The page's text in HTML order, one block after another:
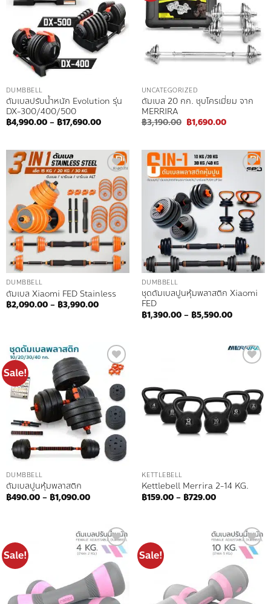
DUMBBELL
ดัมเบลปรับน้ำหนัก Evolution รุ่น
DX-300/400/500
฿4,990.00 – ฿17,690.00Price
฿17,690.00
UNCATEGORIZED
ดัมเบล 20 กก. ชุบโครเมี่ยม จาก
MERRIRA
฿3,190.00 Original
price
฿1,690.00Current
Add to
wishlist
DUMBBELL
ดัมเบล Xiaomi FED Stainless
฿2,090.00 – ฿3,990.00Price
wishlist
DUMBBELL
ชุดดัมเบลปูนหุ้มพลาสติก Xiaomi
FED
฿1,390.00 – ฿5,590.00Price
฿
Sale! Add to
DUMBBELL
ดัมเบลปูนหุ้มพลาสติก
฿490.00 – ฿1,090.00Price
฿1,090.00
KETTLEBELL
Kettlebell Merrira 2-14 KG.
฿159.00 – ฿729.00Price
฿729.00
Sale! Add to
wishlist
Sale! Add to
wishlist